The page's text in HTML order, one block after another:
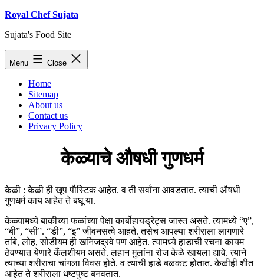
Skip
content
Royal Chef Sujata
Sujata's Food Site
Menu Close
Home
Sitemap
About us
Contact us
Privacy Policy
केळ्याचे औषधी गुणधर्म
केळी : केळी ही खूप पौस्टिक आहेत. व ती सर्वांना आवडतात. त्याची औषधी
गुणधर्म काय आहेत ते बघू या.
केळ्यामध्ये बाकीच्या फळांच्या पेक्षा कार्बोहायड्रेट्स जास्त असते. त्यामध्ये “ए”,
“बी”, “सी”. “डी”, “इ” जीवनसत्वे आहते. तसेच आपल्या शरीराला लागणारे
तांबे, लोह, सोडीयम ही खनिजद्रवे पण आहेत. त्यामध्ये हाडाची रचना कायम
ठेवण्यात येणारे कँलशीयम असते. लहान मुलांना रोज केळे खायला द्यावे. त्याने
त्याच्या शरीराचा चांगला विवस होते. व त्याची हाडे बळकट होतात. केळीही शीत
आहेत ते शरीराला धष्टपुष्ट बनवतात.